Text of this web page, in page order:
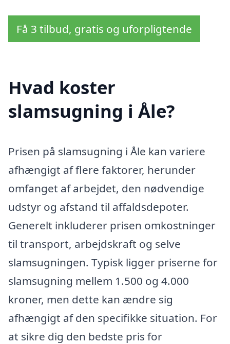
Få 3 tilbud, gratis og uforpligtende
Hvad koster
slamsugning i Åle?
Prisen på slamsugning i Åle kan variere
afhængigt af flere faktorer, herunder
omfanget af arbejdet, den nødvendige
udstyr og afstand til affaldsdepoter.
Generelt inkluderer prisen omkostninger
til transport, arbejdskraft og selve
slamsugningen. Typisk ligger priserne for
slamsugning mellem 1.500 og 4.000
kroner, men dette kan ændre sig
afhængigt af den specifikke situation. For
at sikre dig den bedste pris for